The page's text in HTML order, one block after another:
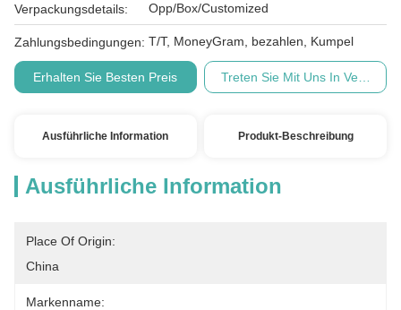
Verpackungsdetails: Opp/Box/Customized
Zahlungsbedingungen: T/T, MoneyGram, bezahlen, Kumpel
Erhalten Sie Besten Preis Treten Sie Mit Uns In
Ausführliche Information Produkt-Beschreibung
Ausführliche Information
Place Of Origin:
China
Markenname: